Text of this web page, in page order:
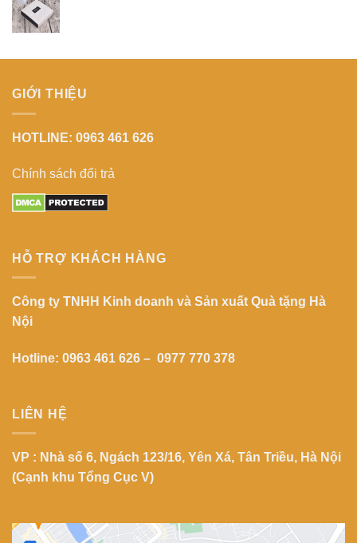
GIỚI THIỆU
HOTLINE: 0963 461 626
Chính sách đổi trả
HỖ TRỢ KHÁCH HÀNG
Công ty TNHH Kinh doanh và Sản xuất Quà tặng Hà
Nội
Hotline: 0963 461 626 – 0977 770 378
LIÊN HỆ
VP : Nhà số 6, Ngách 123/16, Yên Xá, Tân Triều, Hà Nội
(Cạnh khu Tổng Cục V)